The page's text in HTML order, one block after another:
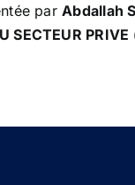
parAbdallah
SECTEUR PRIVE